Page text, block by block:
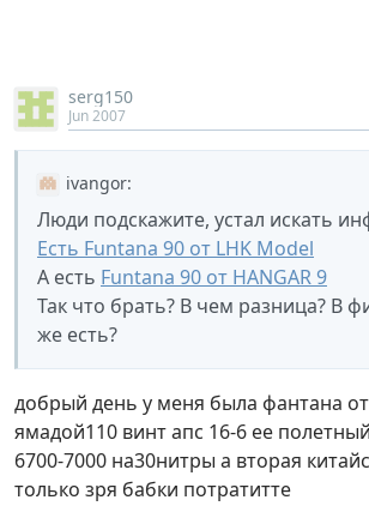
serg150
Jun 2007
ivangor:
Люди подскажите, устал искать
Есть Funtana 90 от LHK Model
А есть Funtana 90 от HANGAR 9
Так что брать? В чем разница? В
же есть?
добрый день у меня была фантана
ямадой110 винт апс 16-6 ее
6700-7000 на30нитры а вторая
только зря бабки потратитте